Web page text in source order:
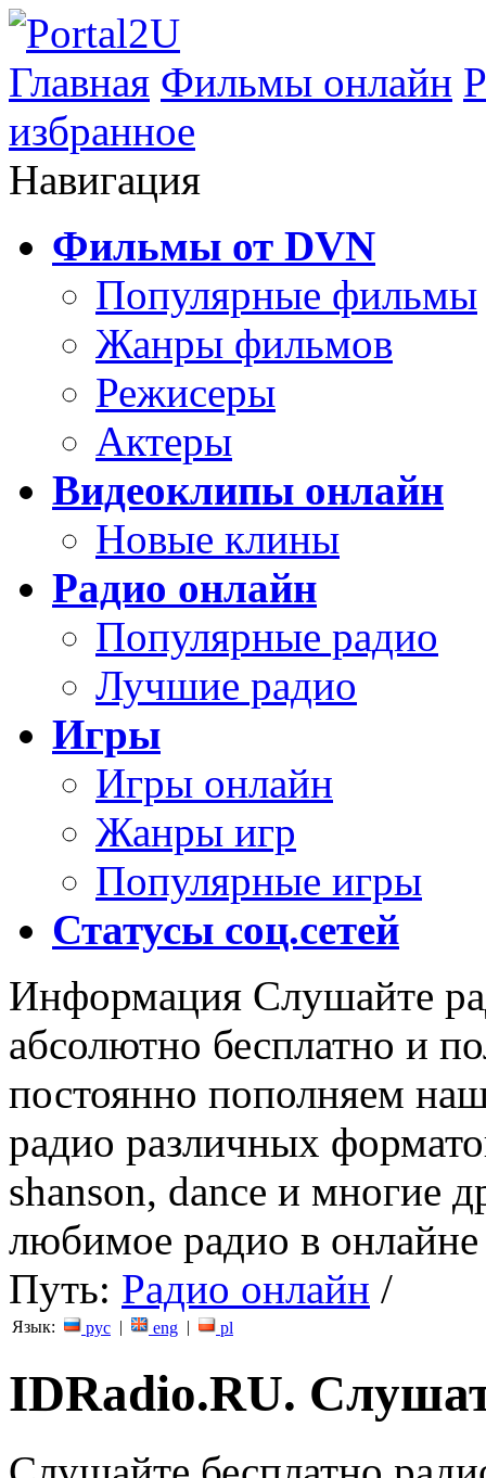
Главная Фильмы онлайн
избранное
Навигация
Фильмы от DVN
Популярные фильмы
Жанры фильмов
Режисеры
Актеры
Видеоклипы онлайн
Новые клины
Радио онлайн
Популярные радио
Лучшие радио
Игры
Игры онлайн
Жанры игр
Популярные игры
Статусы соц.сетей
Информация Слушайте
абсолютно бесплатно и
постоянно пополняем
радио различных
shanson, dance и многие
любимое радио в
Путь: Радио онлайн /
Язык: рус | eng | pl
IDRadio.RU.